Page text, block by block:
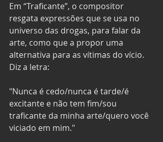
Em “Traficante”, o compositor
resgata expressões que se usa no
universo das drogas, para falar da
arte, como que a propor uma
alternativa para as vítimas do vício.
Diz a letra:
"Nunca é cedo/nunca é tarde/é
excitante e não tem fim/sou
traficante da minha arte/quero você
viciado em mim."